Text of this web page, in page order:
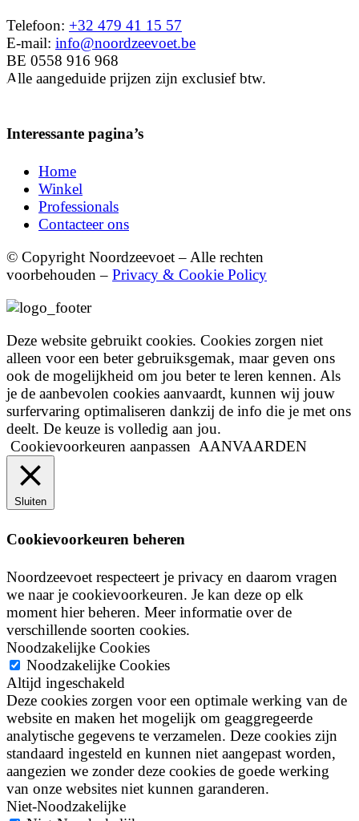
Telefoon: +32 479 41 15 57
E-mail: info@noordzeevoet.be
BE 0558 916 968
Alle aangeduide prijzen zijn exclusief btw.
Interessante pagina’s
Home
Winkel
Professionals
Contacteer ons
© Copyright Noordzeevoet – Alle rechten
voorbehouden – Privacy & Cookie Policy
Deze website gebruikt cookies. Cookies zorgen niet
alleen voor een beter gebruiksgemak, maar geven ons
ook de mogelijkheid om jou beter te leren kennen. Als
je de aanbevolen cookies aanvaardt, kunnen wij jouw
surfervaring optimaliseren dankzij de info die je met ons
deelt. De keuze is volledig aan jou.
Cookievoorkeuren aanpassen AANVAARDEN
Sluiten
Cookievoorkeuren beheren
Noordzeevoet respecteert je privacy en daarom vragen
we naar je cookievoorkeuren. Je kan deze op elk
moment hier beheren. Meer informatie over de
verschillende soorten cookies.
Noodzakelijke Cookies
Noodzakelijke Cookies
Altijd ingeschakeld
Deze cookies zorgen voor een optimale werking van de
website en maken het mogelijk om geaggregeerde
analytische gegevens te verzamelen. Deze cookies zijn
standaard ingesteld en kunnen niet aangepast worden,
aangezien we zonder deze cookies de goede werking
van onze websites niet kunnen garanderen.
Niet-Noodzakelijke